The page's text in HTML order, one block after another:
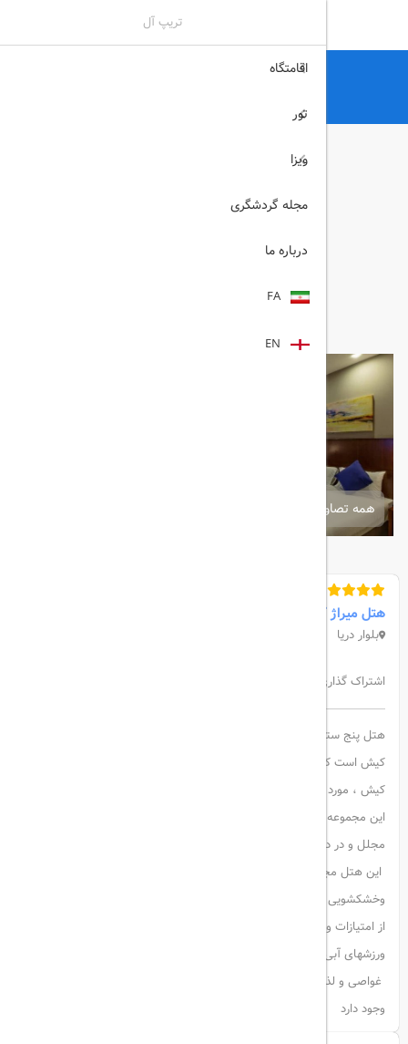
تریپ آل
همه تصاویر
هتل میراژ کیش
بلوار دریا
اشتراک گذاری:
هتل پنج ستاره میراژ کیش حقیقتا جز زیبا ترین و مجلل ترین هتل های
کیش است که به علت دسترسی فوق العاده به تمام مراکز تفریحی و خرید
کیش ، مورد توجه همیشگی مسافران جزیره است
این مجموعه لوکس یعنی هتل میراژ کیش
مجلل و در دو ساختمان 8 طبقه و 187 اتاق لوکس ساخته شده است.
این هتل مجهز به سالن بدنسازی وبیلیارد، فضای سبز اختصاصی
وخشکشویی است.
از امتیازات ویژه هتل میراژ نزدیکی آن به ساحل است که امکان استفاده از
ورزشهای آبی را نیز برای مسافران خود فراهم کرده است مانند:
غواصی و لذت از و همچنین چشم اندازعالی جزیره و دریا در تمام اتاق ها
وجود دارد
تریپ آل
اقامتگاه
تور
ویزا
مجله گردشگری
درباره ما
FA
EN